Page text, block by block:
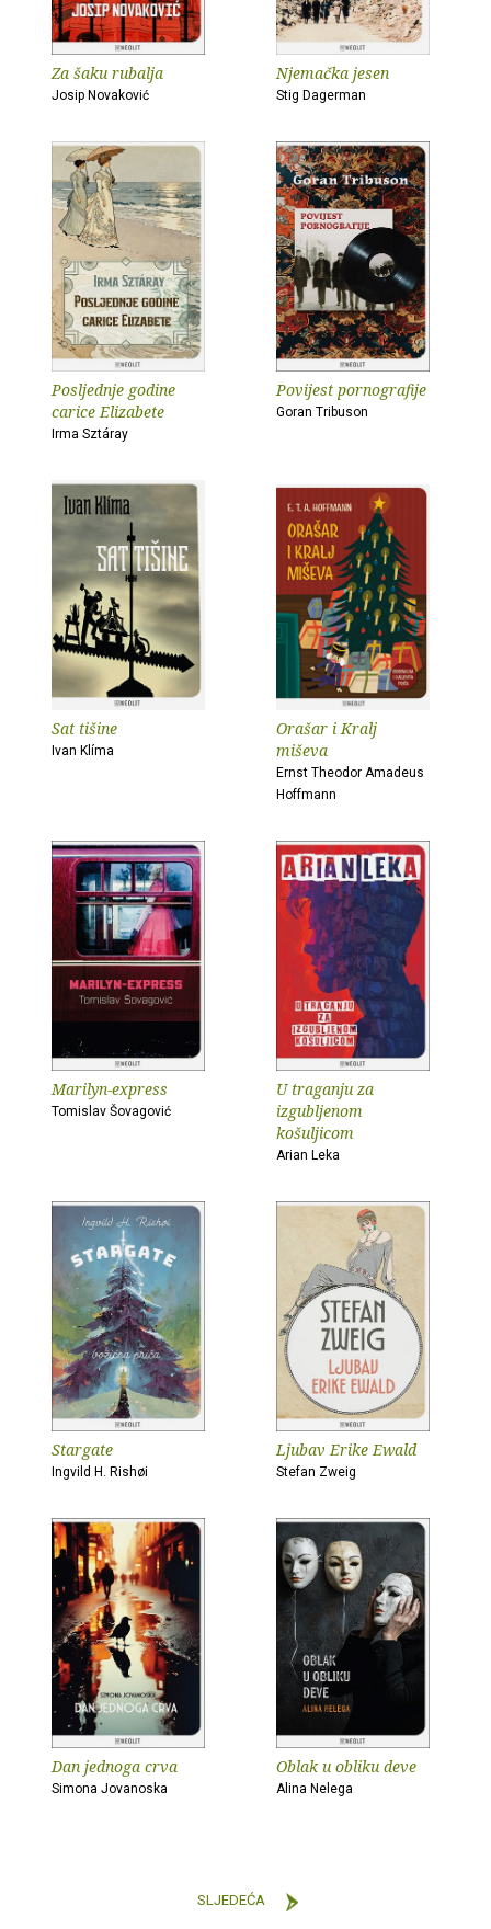
Za šaku rubalja
Josip Novaković
Njemačka jesen
Stig Dagerman
Posljednje godine
carice Elizabete
Irma Sztáray
Povijest pornografije
Goran Tribuson
Sat tišine
Ivan Klíma
Orašar i Kralj
miševa
Ernst Theodor Amadeus
Hoffmann
Marilyn-express
Tomislav Šovagović
U traganju za
izgubljenom
košuljicom
Arian Leka
Stargate
Ingvild H. Rishøi
Ljubav Erike Ewald
Stefan Zweig
Dan jednoga crva
Simona Jovanoska
Oblak u obliku deve
Alina Nelega
SLJEDEĆA